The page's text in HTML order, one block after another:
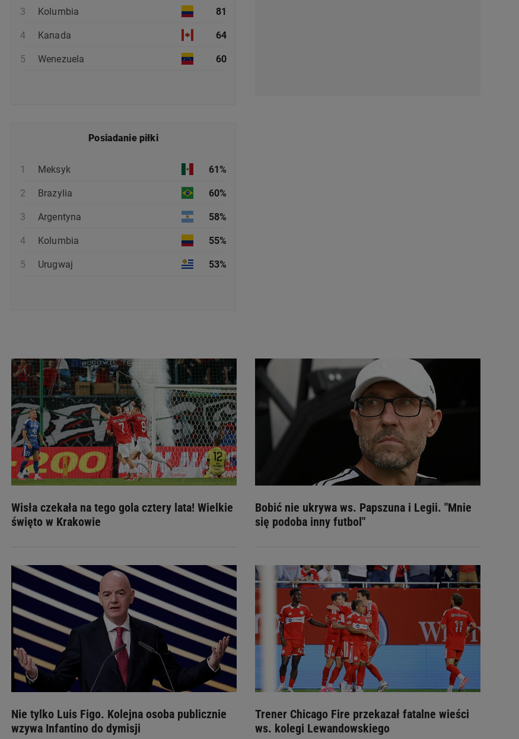
3 Kolumbia 81
4 Kanada 64
5 Wenezuela 60
Posiadanie piłki
1 Meksyk 61%
2 Brazylia 60%
3 Argentyna 58%
4 Kolumbia 55%
5 Urugwaj 53%
Wisła czekała na tego gola cztery lata! Wielkie
święto w Krakowie
Bobić nie ukrywa ws. Papszuna i Legii. "Mnie
się podoba inny futbol"
Nie tylko Luis Figo. Kolejna osoba publicznie
wzywa Infantino do dymisji
Trener Chicago Fire przekazał fatalne wieści
ws. kolegi Lewandowskiego